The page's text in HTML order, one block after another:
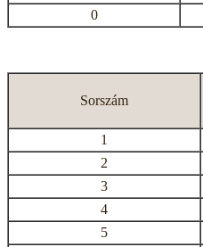
0
Sorszám
1
2
3
4
5